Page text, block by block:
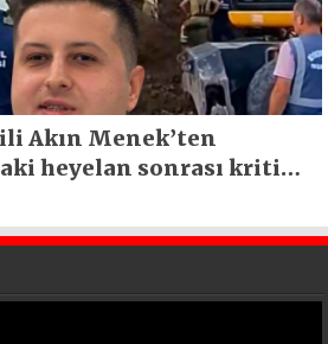
Akın Menek’ten
heyelan sonrası kritik